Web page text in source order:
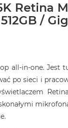
Retina
/
all‑in‑one. Jest
po sieci i